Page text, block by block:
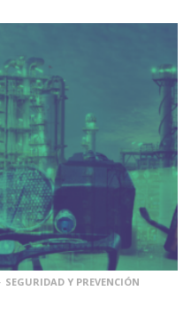
SEGURIDAD Y PREVENCIÓN